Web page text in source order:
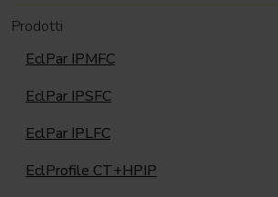
Prodotti
EclPar IPMFC
EclPar IPSFC
EclPar IPLFC
EclProfile CT+HPIP